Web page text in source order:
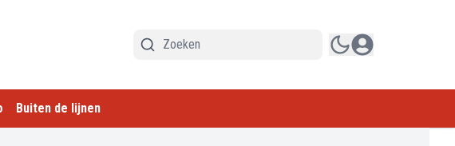
Buiten de lijnen